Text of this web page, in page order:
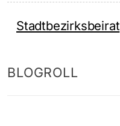
Stadtbezirksbeirat
BLOGROLL